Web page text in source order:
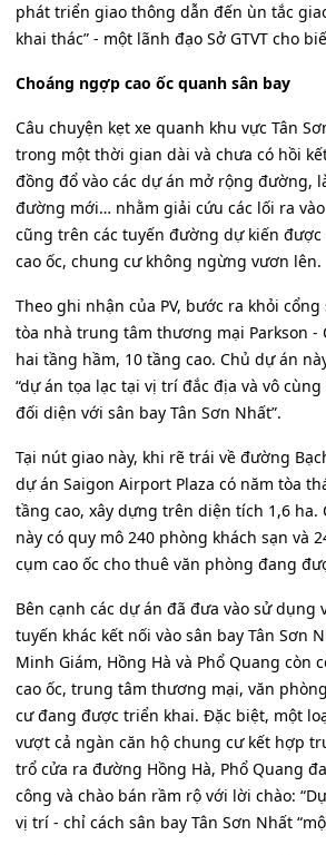
phát triển giao thông dẫn đến ùn tắc
khai thác” - một lãnh đạo Sở GTVT cho
Choáng ngợp cao ốc quanh sân bay
Câu chuyện kẹt xe quanh khu vực Tân
trong một thời gian dài và chưa có hồi
đồng đổ vào các dự án mở rộng đường,
đường mới… nhằm giải cứu các lối ra
cũng trên các tuyến đường dự kiến được
cao ốc, chung cư không ngừng vươn lên.
Theo ghi nhận của PV, bước ra khỏi
tòa nhà trung tâm thương mại Parkson -
hai tầng hầm, 10 tầng cao. Chủ dự án
“dự án tọa lạc tại vị trí đắc địa và vô
đối diện với sân bay Tân Sơn Nhất”.
Tại nút giao này, khi rẽ trái về đường
dự án Saigon Airport Plaza có năm tòa
tầng cao, xây dựng trên diện tích 1,6 ha.
này có quy mô 240 phòng khách sạn và
cụm cao ốc cho thuê văn phòng đang
Bên cạnh các dự án đã đưa vào sử dụng
tuyến khác kết nối vào sân bay Tân Sơn
Minh Giám, Hồng Hà và Phổ Quang còn
cao ốc, trung tâm thương mại, văn
cư đang được triển khai. Đặc biệt, một
vượt cả ngàn căn hộ chung cư kết hợp
trổ cửa ra đường Hồng Hà, Phổ Quang
công và chào bán rầm rộ với lời chào:
vị trí - chỉ cách sân bay Tân Sơn Nhất